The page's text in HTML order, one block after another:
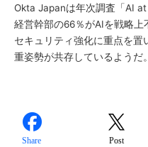
Okta Japanは年次調査「AI
経営幹部の66％がAIを戦略上
セキュリティ強化に重点を
重姿勢が共存しているようだ。
Share Post